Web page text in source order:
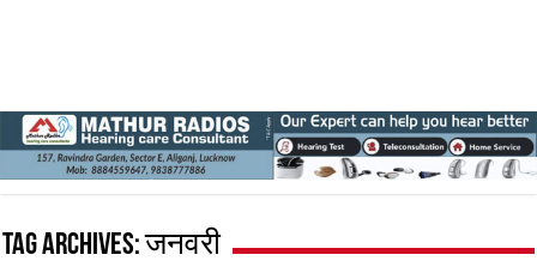
Tag Archives:जनवरी